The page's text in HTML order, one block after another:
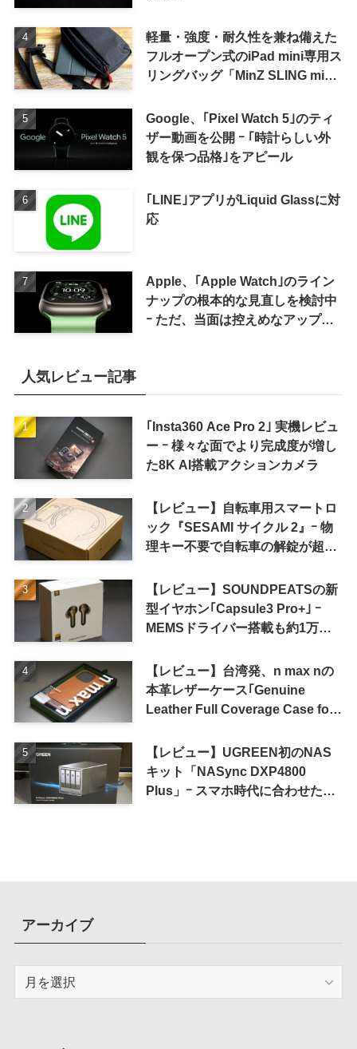
軽量・強度・耐久性を兼ね備えた
フルオープン式のiPad mini専用ス
リングバッグ「MinZ SLING mini
Google、｢Pixel Watch 5｣のティ
ザー動画を公開 ｰ ｢時計らしい外
観を保つ品格｣をアピール
｢LINE｣アプリがLiquid Glassに対
応
Apple、｢Apple Watch｣のライン
ナップの根本的な見直しを検討中
ｰ ただ、当面は控えめなアップグ
人気レビュー記事
｢Insta360 Ace Pro 2｣ 実機レビュ
ー ｰ 様々な面でより完成度が増し
た8K AI搭載アクションカメラ
【レビュー】自転車用スマートロ
ック『SESAMI サイクル 2』ｰ 物
理キー不要で自転車の解錠が超簡
【レビュー】SOUNDPEATSの新
型イヤホン｢Capsule3 Pro+｣ ｰ
MEMSドライバー搭載も約1万円
【レビュー】台湾発、n max nの
本革レザーケース｢Genuine
Leather Full Coverage Case for
【レビュー】UGREEN初のNAS
キット「NASync DXP4800
Plus」ｰ スマホ時代に合わせた設
アーカイブ